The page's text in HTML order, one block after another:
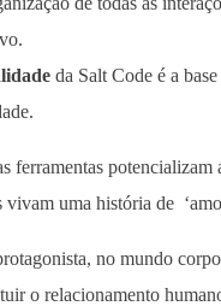
da Salt Code é a
ferramentas potencializam
vivam uma história de
no mundo
o relacionamento